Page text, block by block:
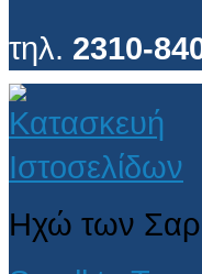
τηλ. 2310-
Ηχώ των